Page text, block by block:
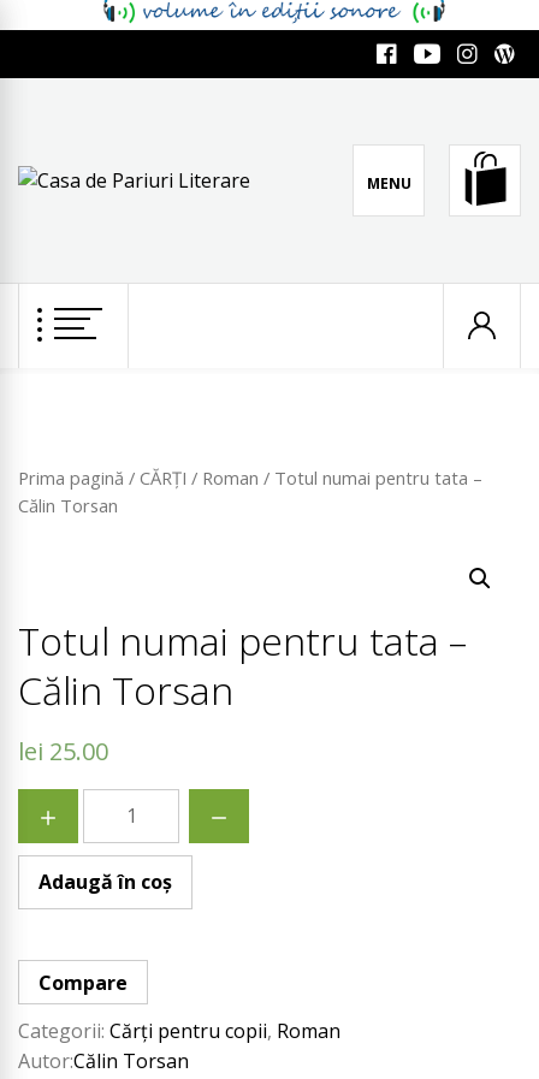
content
FacebookYouTube
CASA DE PARIURI
MENU
Prima pagină / CĂRȚI / Roman / Totul numai pentru tata –
Călin Torsan
Totul numai pentru tata –
Călin Torsan
lei 25.00
Cantitate
Totul
pentru
tata
Adaugă în coș
Compare
Categorii: Cărți pentru copii, Roman
Autor:Călin Torsan